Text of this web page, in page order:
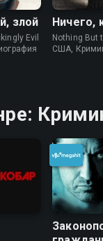
злой
Evil
Ничего,
Nothing But
США,